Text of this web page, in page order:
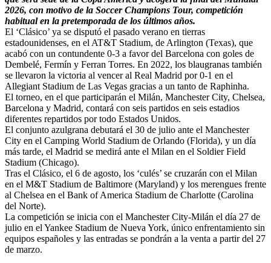
2026, con motivo de la Soccer Champions Tour, competición
habitual en la pretemporada de los últimos años.
El ‘Clásico’ ya se disputó el pasado verano en tierras
estadounidenses, en el AT&T Stadium, de Arlington (Texas), que
acabó con un contundente 0-3 a favor del Barcelona con goles de
Dembelé, Fermín y Ferran Torres. En 2022, los blaugranas también
se llevaron la victoria al vencer al Real Madrid por 0-1 en el
Allegiant Stadium de Las Vegas gracias a un tanto de Raphinha.
El torneo, en el que participarán el Milán, Manchester City, Chelsea,
Barcelona y Madrid, contará con seis partidos en seis estadios
diferentes repartidos por todo Estados Unidos.
El conjunto azulgrana debutará el 30 de julio ante el Manchester
City en el Camping World Stadium de Orlando (Florida), y un día
más tarde, el Madrid se medirá ante el Milan en el Soldier Field
Stadium (Chicago).
Tras el Clásico, el 6 de agosto, los ‘culés’ se cruzarán con el Milan
en el M&T Stadium de Baltimore (Maryland) y los merengues frente
al Chelsea en el Bank of America Stadium de Charlotte (Carolina
del Norte).
La competición se inicia con el Manchester City-Milán el día 27 de
julio en el Yankee Stadium de Nueva York, único enfrentamiento sin
equipos españoles y las entradas se pondrán a la venta a partir del 27
de marzo.